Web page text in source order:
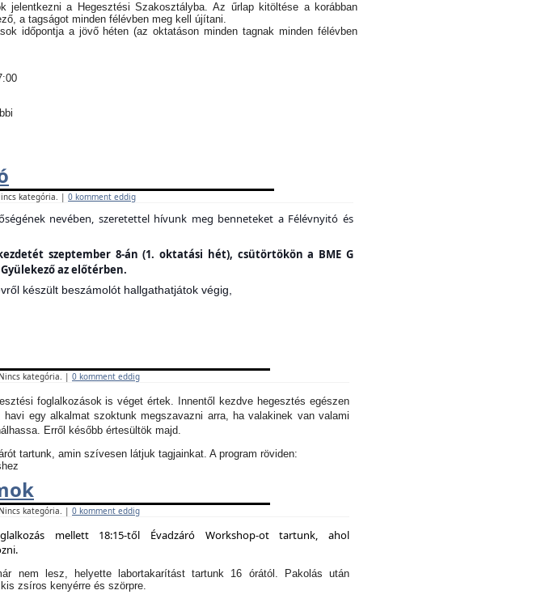
jelentkezni a Hegesztési Szakosztályba. Az űrlap kitöltése a korábban
a tagságot minden félévben meg kell újítani.
időpontja a jövő héten (az oktatáson minden tagnak minden félévben
kategória. | 0 komment eddig
nevében, szeretettel hívunk meg benneteket a Félévnyitó és
szeptember 8-án (1. oktatási hét), csütörtökön a BME G
az előtérben.
készült beszámolót hallgathatjátok végig,
kategória. | 0 komment eddig
foglalkozások is véget értek. Innentől kezdve hegesztés egészen
havi egy alkalmat szoktunk megszavazni arra, ha valakinek van valami
Erről később értesültök majd.
tartunk, amin szívesen látjuk tagjainkat. A program röviden:
kategória. | 0 komment eddig
mellett 18:15-től Évadzáró Workshop-ot tartunk, ahol
nem lesz, helyette labortakarítást tartunk 16 órától. Pakolás után
zsíros kenyérre és szörpre.